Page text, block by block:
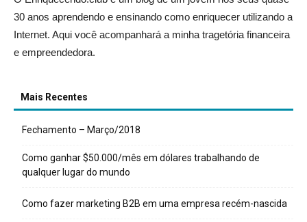
30 anos aprendendo e ensinando como enriquecer utilizando a
Internet. Aqui você acompanhará a minha tragetória financeira
e empreendedora.
Mais Recentes
Fechamento – Março/2018
Como ganhar $50.000/mês em dólares trabalhando de
qualquer lugar do mundo
Como fazer marketing B2B em uma empresa recém-nascida